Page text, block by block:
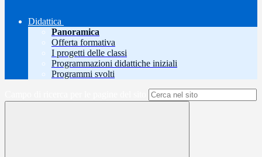
Didattica
Panoramica
Offerta formativa
I progetti delle classi
Programmazioni didattiche iniziali
Programmi svolti